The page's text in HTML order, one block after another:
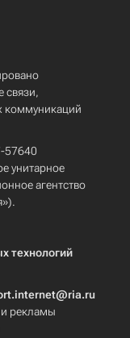
связи,
коммуникаций
57640
унитарное
агентство
технологий
рекламы